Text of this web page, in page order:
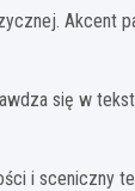
Akcent
się w
i sceniczny